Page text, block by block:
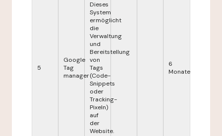
5
Google
Tag
manager
Dieses
System
ermöglicht
die
Verwaltung
und
Bereitstellung
von
Tags
(Code-
Snippets
oder
Tracking-
Pixeln)
auf
der
Website.
6
Monate